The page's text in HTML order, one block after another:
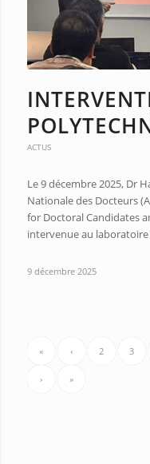
ACTUS
Le 9 décembre 2025, Dr
Nationale des Docteurs
for Doctoral Candidates
intervenue au
9 décembre 2025
« ‹ 2 3
› »